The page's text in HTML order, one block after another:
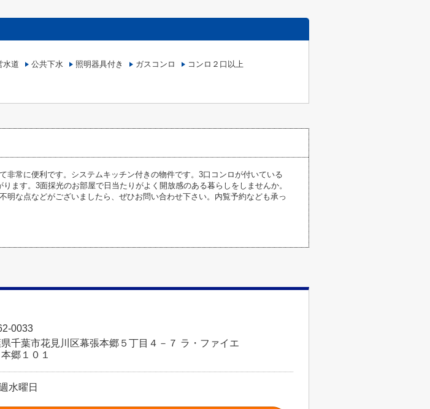
水道 公共下水 照明器具付き ガスコンロ
コンロ２口以上
非常に便利です。システムキッチン付きの物件です。3口コンロが付いている
ます。3面採光のお部屋で日当たりがよく開放感のある暮らしをしませんか。
明な点などがございましたら、ぜひお問い合わせ下さい。内覧予約なども承っ
0033
千葉市花見川区幕張本郷５丁目４－７ ラ・ファイエ
郷１０１
水曜日